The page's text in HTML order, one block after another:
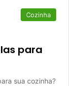
Cozinha
para
sua cozinha?